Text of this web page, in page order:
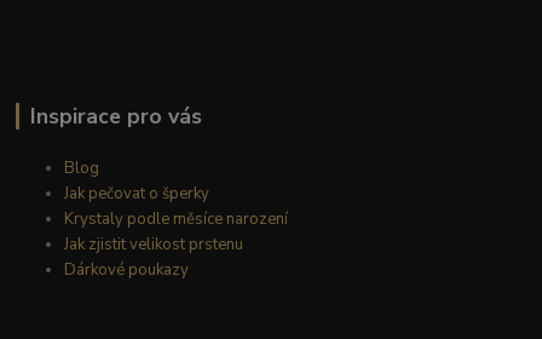
Inspirace pro vás
Blog
Jak pečovat o šperky
Krystaly podle měsíce narození
Jak zjistit velikost prstenu
Dárkové poukazy